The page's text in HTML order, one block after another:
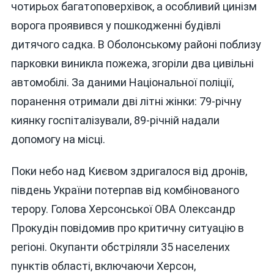
чотирьох багатоповерхівок, а особливий цинізм
ворога проявився у пошкодженні будівлі
дитячого садка. В Оболонському районі поблизу
парковки виникла пожежа, згоріли два цивільні
автомобілі. За даними Національної поліції,
поранення отримали дві літні жінки: 79-річну
киянку госпіталізували, 89-річній надали
допомогу на місці.
Поки небо над Києвом здригалося від дронів,
південь України потерпав від комбінованого
терору. Голова Херсонської ОВА Олександр
Прокудін повідомив про критичну ситуацію в
регіоні. Окупанти обстріляли 35 населених
пунктів області, включаючи Херсон,